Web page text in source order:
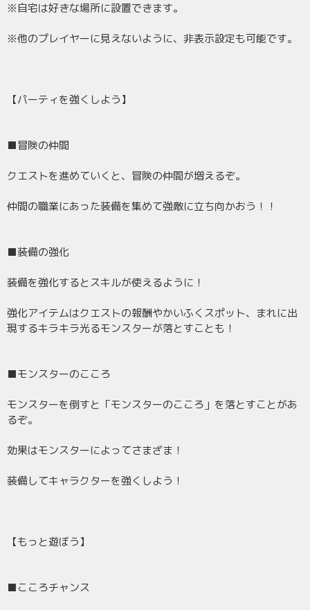
※自宅は好きな場所に設置できます。
※他のプレイヤーに見えないように、非表示設定も可能です。
【パーティを強くしよう】
■冒険の仲間
クエストを進めていくと、冒険の仲間が増えるぞ。
仲間の職業にあった装備を集めて強敵に立ち向かおう！！
■装備の強化
装備を強化するとスキルが使えるように！
強化アイテムはクエストの報酬やかいふくスポット、まれに出
現するキラキラ光るモンスターが落とすことも！
■モンスターのこころ
モンスターを倒すと「モンスターのこころ」を落とすことがあ
るぞ。
効果はモンスターによってさまざま！
装備してキャラクターを強くしよう！
【もっと遊ぼう】
■こころチャンス